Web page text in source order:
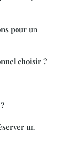
pour un
choisir ?
un